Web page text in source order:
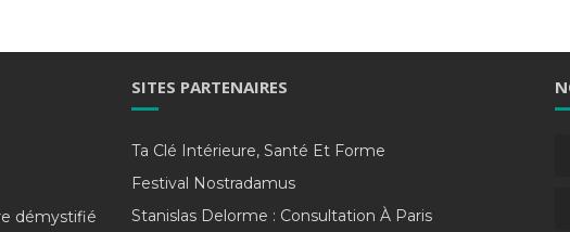
démystifié
SITES PARTENAIRES
Ta Clé Intérieure, Santé Et Forme
Festival Nostradamus
Stanislas Delorme : Consultation À Paris